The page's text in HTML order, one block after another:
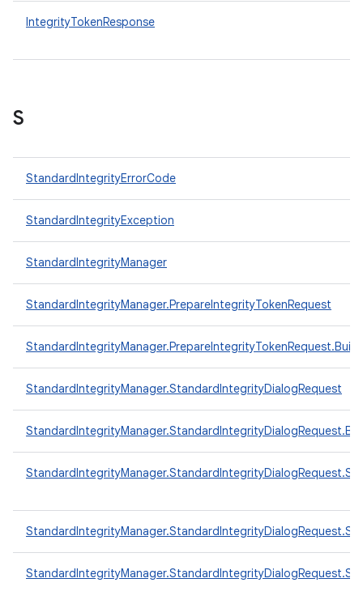
IntegrityTokenResponse
S
StandardIntegrityErrorCode
StandardIntegrityException
StandardIntegrityManager
StandardIntegrityManager.PrepareIntegrityTokenRequest
StandardIntegrityManager.StandardIntegrityDialogRequest